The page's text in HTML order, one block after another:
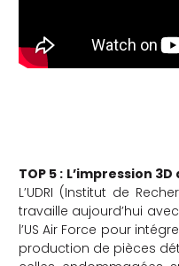
TOP 5 : L’impression
L’UDRI (Institut de
travaille aujourd’hui
l’US Air Force pour
production de pièces